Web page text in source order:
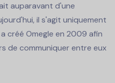
auparavant d'une
il s'agit uniquement
créé Omegle en 2009 afin
de communiquer entre eux